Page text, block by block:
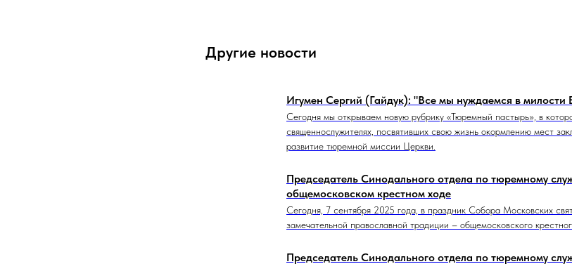
Другие новости
Игумен Сергий (Гайдук): "Все мы нуждаемся в милости
Сегодня мы открываем новую рубрику «Тюремный пастырь», в
священнослужителях, посвятивших свою жизнь окормлению мест
развитие тюремной миссии Церкви.
Председатель Cинодального отдела по тюремному
общемосковском крестном ходе
Сегодня, 7 сентября 2025 года, в праздник Собора Московских
замечательной православной традиции – общемосковского
Председатель Синодального отдела по тюремному